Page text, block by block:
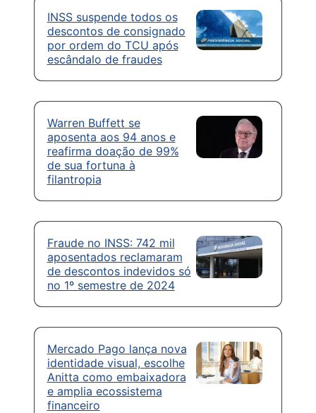
INSS suspende todos os
descontos de consignado
por ordem do TCU após
escândalo de fraudes
Warren Buffett se
aposenta aos 94 anos e
reafirma doação de 99%
de sua fortuna à
filantropia
Fraude no INSS: 742 mil
aposentados reclamaram
de descontos indevidos só
no 1º semestre de 2024
Mercado Pago lança nova
identidade visual, escolhe
Anitta como embaixadora
e amplia ecossistema
financeiro